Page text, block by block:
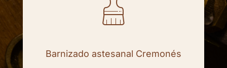
Barnizado astesanal Cremonés